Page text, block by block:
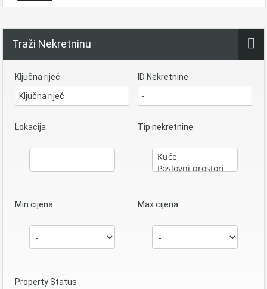
Traži Nekretninu
Ključna riječ ID Nekretnine
Lokacija Tip nekretnine
Min cijena Max cijena
Property Status